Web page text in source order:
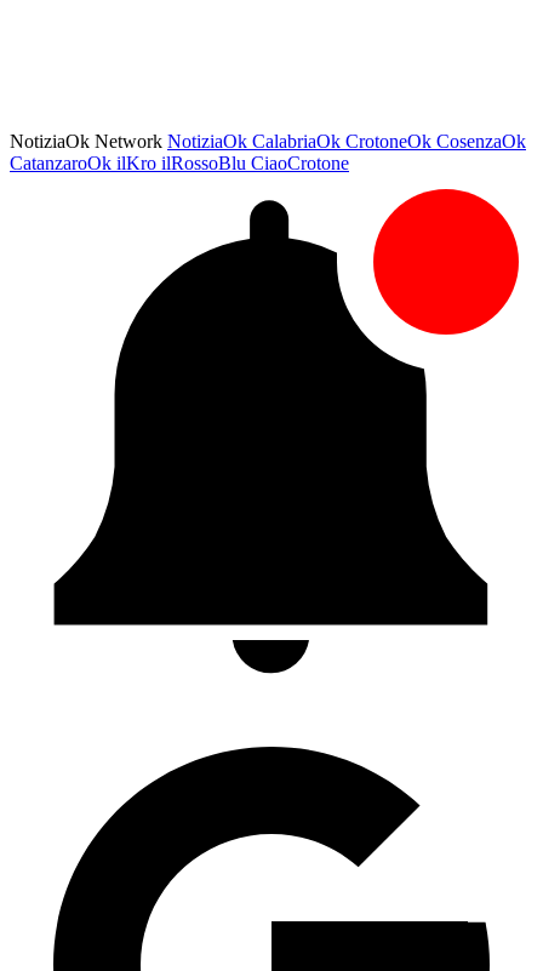
NotiziaOk Network NotiziaOk CalabriaOk CrotoneOk CosenzaOk
CatanzaroOk ilKro ilRossoBlu CiaoCrotone